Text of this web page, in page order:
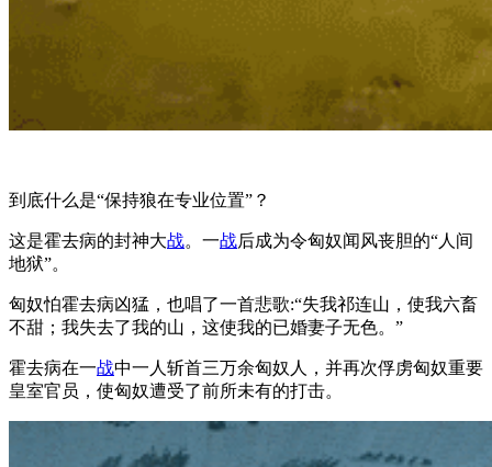
到底什么是“保持狼在专业位置”？
这是霍去病的封神大战。一战后成为令匈奴闻风丧胆的“人间
地狱”。
匈奴怕霍去病凶猛，也唱了一首悲歌:“失我祁连山，使我六畜
不甜；我失去了我的山，这使我的已婚妻子无色。”
霍去病在一战中一人斩首三万余匈奴人，并再次俘虏匈奴重要
皇室官员，使匈奴遭受了前所未有的打击。